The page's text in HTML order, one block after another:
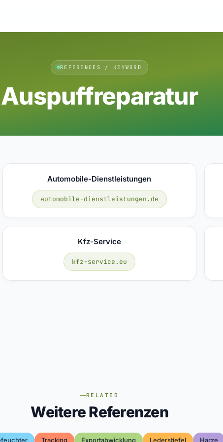
REFERENCES / KEYWORD
Auspuffreparatur
Automobile-Dienstleistungen
automobile-dienstleistungen.de
Kfz-Service
kfz-service.eu
RELATED
Weitere Referenzen
Tracking Exportabwicklung Lederstiefel Harze